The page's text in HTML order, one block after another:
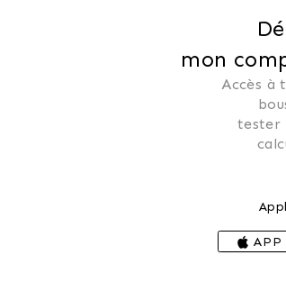
mon
Accès à
tester
APP